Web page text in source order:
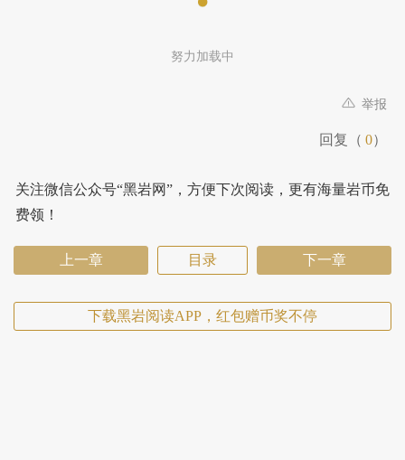
努力加载中
举报
回复（ 0）
关注微信公众号“黑岩网”，方便下次阅读，更有海量岩币免
费领！
上一章 目录 下一章
下载黑岩阅读APP，红包赠币奖不停